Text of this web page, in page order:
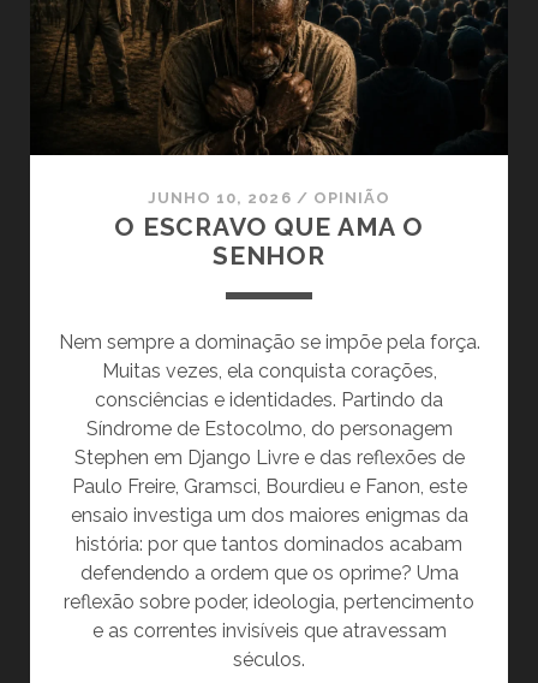
JUNHO 10, 2026 / OPINIÃO
O ESCRAVO QUE AMA O
SENHOR
Nem sempre a dominação se impõe pela força.
Muitas vezes, ela conquista corações,
consciências e identidades. Partindo da
Síndrome de Estocolmo, do personagem
Stephen em Django Livre e das reflexões de
Paulo Freire, Gramsci, Bourdieu e Fanon, este
ensaio investiga um dos maiores enigmas da
história: por que tantos dominados acabam
defendendo a ordem que os oprime? Uma
reflexão sobre poder, ideologia, pertencimento
e as correntes invisíveis que atravessam
séculos.